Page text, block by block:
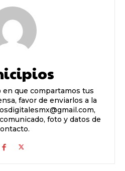
en que compartamos tus
favor de enviarlos a la
foto y datos de